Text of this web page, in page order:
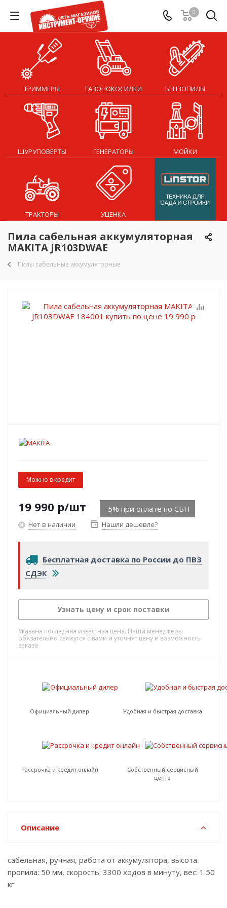
0
ТРИММЕРЫ ГАЗОНОКОСИЛКИ БЕНЗОПИЛЫ
ШУРУПОВЕРТЫ ГЕНЕРАТОРЫ МОЙКИ
ТРАКТОРЫ УЦЕНКА
Пила сабельная аккумуляторная
MAKITA JR103DWAE
Пилы сабельные аккумуляторные
Можно в кредит
19 990 р/шт -5% при оплате по СБП
Нет в наличии Нашли дешевле?
Бесплатная доставка по России до ПВЗ
СДЭК
Узнать цену и срок поставки
Указана последняя известная цена. Наши менеджеры
обязательно свяжутся с вами и уточнят цену и возможность
заказа
Официальный дилер Удобная и быстрая доставка
Рассрочка и кредит онлайн
Собственный сервисный
центр
Описание
сабельная, ручная, работа от аккумулятора, высота
пропила: 50 мм, скорость: 3300 ходов в минуту, вес: 1.50
кг